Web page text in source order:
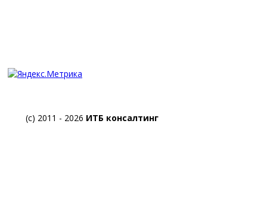
(c) 2011 - 2026 ИТБ консалтинг